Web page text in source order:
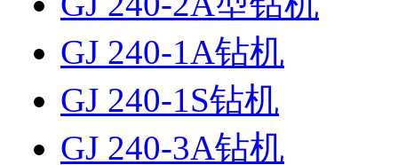
GJ 240-1A钻机
GJ 240-1S钻机
GJ 240-3A钻机